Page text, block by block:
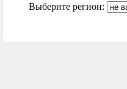
Выберите регион: